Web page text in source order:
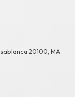
20100, MA